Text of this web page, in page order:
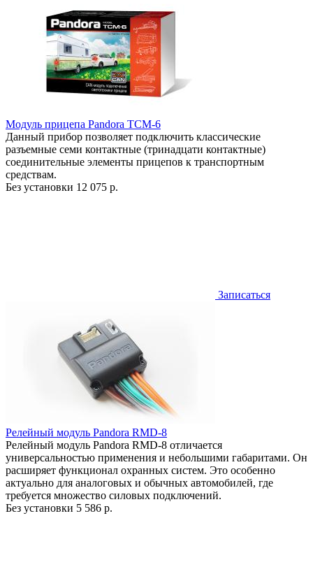
Модуль прицепа Pandora TCM-6
Данный прибор позволяет подключить классические
разъемные семи контактные (тринадцати контактные)
соединительные элементы прицепов к транспортным
средствам.
Без установки 12 075 р.
Записаться
Релейный модуль Pandora RMD-8
Релейный модуль Pandora RMD-8 отличается
универсальностью применения и небольшими габаритами. Он
расширяет функционал охранных систем. Это особенно
актуально для аналоговых и обычных автомобилей, где
требуется множество силовых подключений.
Без установки 5 586 р.